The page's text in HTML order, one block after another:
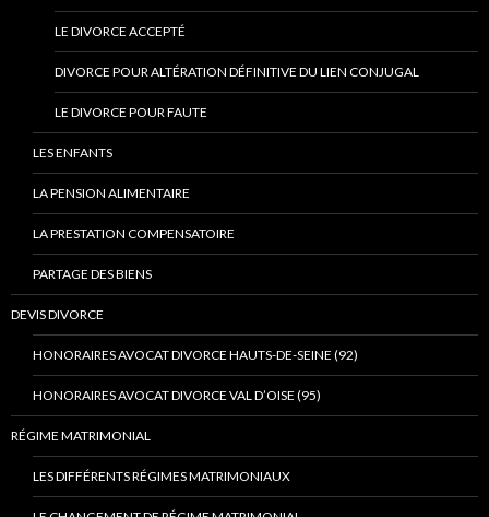
LE DIVORCE ACCEPTÉ
DIVORCE POUR ALTÉRATION DÉFINITIVE DU LIEN CONJUGAL
LE DIVORCE POUR FAUTE
LES ENFANTS
LA PENSION ALIMENTAIRE
LA PRESTATION COMPENSATOIRE
PARTAGE DES BIENS
DEVIS DIVORCE
HONORAIRES AVOCAT DIVORCE HAUTS-DE-SEINE (92)
HONORAIRES AVOCAT DIVORCE VAL D’OISE (95)
RÉGIME MATRIMONIAL
LES DIFFÉRENTS RÉGIMES MATRIMONIAUX